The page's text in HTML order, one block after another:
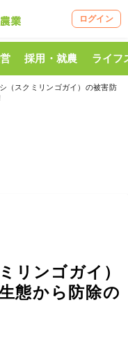
ログイン
採用・就農 ライフ
（スクミリンゴガイ）の被害防
リンゴガイ）
態から防除の